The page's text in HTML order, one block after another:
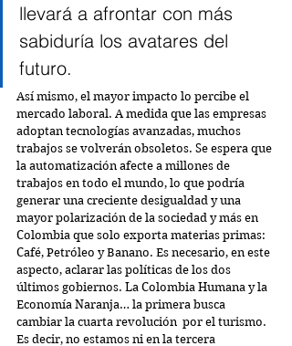
llevará a afrontar con más
sabiduría los avatares del
futuro.
Así mismo, el mayor impacto lo percibe el
mercado laboral. A medida que las empresas
adoptan tecnologías avanzadas, muchos
trabajos se volverán obsoletos. Se espera que
la automatización afecte a millones de
trabajos en todo el mundo, lo que podría
generar una creciente desigualdad y una
mayor polarización de la sociedad y más en
Colombia que solo exporta materias primas:
Café, Petróleo y Banano. Es necesario, en este
aspecto, aclarar las políticas de los dos
últimos gobiernos. La Colombia Humana y la
Economía Naranja… la primera busca
cambiar la cuarta revolución  por el turismo.
Es decir, no estamos ni en la tercera